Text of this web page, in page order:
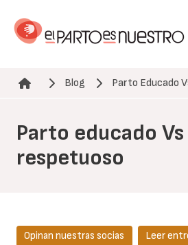
contenido
Ruta de navegación
Blog Parto Educado
Parto educado
respetuoso
Opinan nuestras socias Leer